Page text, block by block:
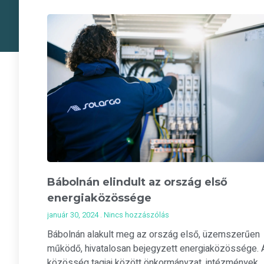
Bábolnán elindult az ország első
energiaközössége
január 30, 2024 Nincs hozzászólás
Bábolnán alakult meg az ország első, üzemszerűen
működő, hivatalosan bejegyzett energiaközössége.